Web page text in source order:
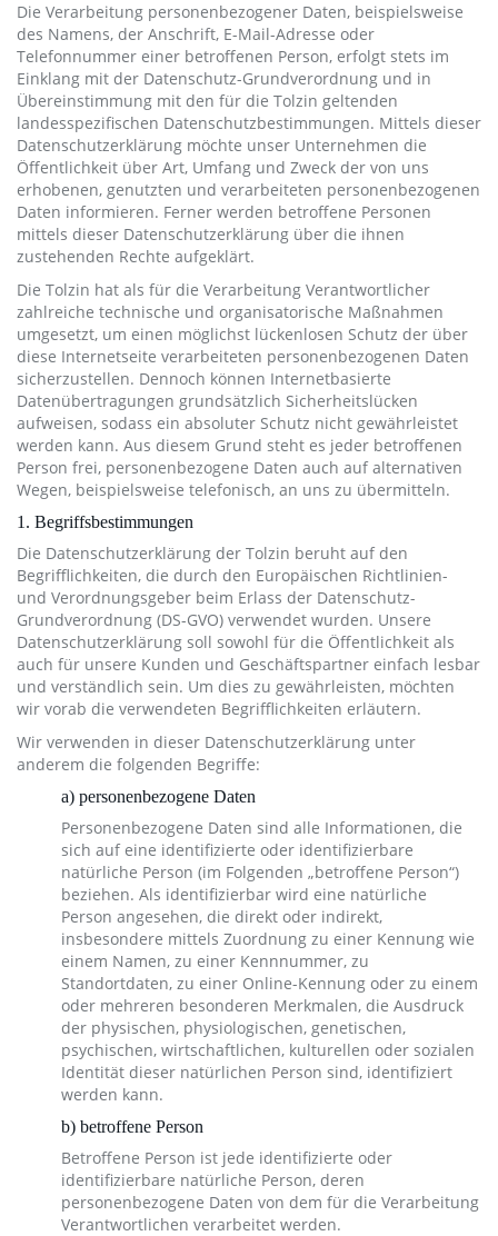
Die Verarbeitung personenbezogener Daten, beispielsweise
des Namens, der Anschrift, E-Mail-Adresse oder
Telefonnummer einer betroffenen Person, erfolgt stets im
Einklang mit der Datenschutz-Grundverordnung und in
Übereinstimmung mit den für die Tolzin geltenden
landesspezifischen Datenschutzbestimmungen. Mittels dieser
Datenschutzerklärung möchte unser Unternehmen die
Öffentlichkeit über Art, Umfang und Zweck der von uns
erhobenen, genutzten und verarbeiteten personenbezogenen
Daten informieren. Ferner werden betroffene Personen
mittels dieser Datenschutzerklärung über die ihnen
zustehenden Rechte aufgeklärt.
Die Tolzin hat als für die Verarbeitung Verantwortlicher
zahlreiche technische und organisatorische Maßnahmen
umgesetzt, um einen möglichst lückenlosen Schutz der über
diese Internetseite verarbeiteten personenbezogenen Daten
sicherzustellen. Dennoch können Internetbasierte
Datenübertragungen grundsätzlich Sicherheitslücken
aufweisen, sodass ein absoluter Schutz nicht gewährleistet
werden kann. Aus diesem Grund steht es jeder betroffenen
Person frei, personenbezogene Daten auch auf alternativen
Wegen, beispielsweise telefonisch, an uns zu übermitteln.
1. Begriffsbestimmungen
Die Datenschutzerklärung der Tolzin beruht auf den
Begrifflichkeiten, die durch den Europäischen Richtlinien-
und Verordnungsgeber beim Erlass der Datenschutz-
Grundverordnung (DS-GVO) verwendet wurden. Unsere
Datenschutzerklärung soll sowohl für die Öffentlichkeit als
auch für unsere Kunden und Geschäftspartner einfach lesbar
und verständlich sein. Um dies zu gewährleisten, möchten
wir vorab die verwendeten Begrifflichkeiten erläutern.
Wir verwenden in dieser Datenschutzerklärung unter
anderem die folgenden Begriffe:
a) personenbezogene Daten
Personenbezogene Daten sind alle Informationen, die
sich auf eine identifizierte oder identifizierbare
natürliche Person (im Folgenden „betroffene Person“)
beziehen. Als identifizierbar wird eine natürliche
Person angesehen, die direkt oder indirekt,
insbesondere mittels Zuordnung zu einer Kennung wie
einem Namen, zu einer Kennnummer, zu
Standortdaten, zu einer Online-Kennung oder zu einem
oder mehreren besonderen Merkmalen, die Ausdruck
der physischen, physiologischen, genetischen,
psychischen, wirtschaftlichen, kulturellen oder sozialen
Identität dieser natürlichen Person sind, identifiziert
werden kann.
b) betroffene Person
Betroffene Person ist jede identifizierte oder
identifizierbare natürliche Person, deren
personenbezogene Daten von dem für die Verarbeitung
Verantwortlichen verarbeitet werden.